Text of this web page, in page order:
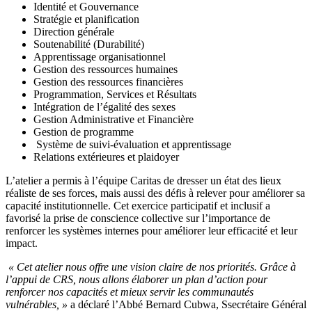
Identité et Gouvernance
Stratégie et planification
Direction générale
Soutenabilité (Durabilité)
Apprentissage organisationnel
Gestion des ressources humaines
Gestion des ressources financières
Programmation, Services et Résultats
Intégration de l’égalité des sexes
Gestion Administrative et Financière
Gestion de programme
Système de suivi-évaluation et apprentissage
Relations extérieures et plaidoyer
L’atelier a permis à l’équipe Caritas de dresser un état des lieux
réaliste de ses forces, mais aussi des défis à relever pour améliorer sa
capacité institutionnelle. Cet exercice participatif et inclusif a
favorisé la prise de conscience collective sur l’importance de
renforcer les systèmes internes pour améliorer leur efficacité et leur
impact.
« Cet atelier nous offre une vision claire de nos priorités. Grâce à
l’appui de CRS, nous allons élaborer un plan d’action pour
renforcer nos capacités et mieux servir les communautés
vulnérables, » a déclaré l’Abbé Bernard Cubwa, Ssecrétaire Général